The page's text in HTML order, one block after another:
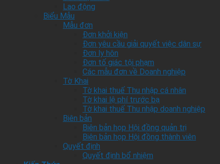
Lao động
Biểu Mẫu
Mẫu đơn
Đơn khởi kiện
Đơn yêu cầu giải quyết việc dân sự
Đơn ly hôn
Đơn tố giác tội phạm
Các mẫu đơn về Doanh nghiệp
Tờ Khai
Tờ khai thuế Thu nhập cá nhân
Tờ khai lệ phí trước bạ
Tờ khai thuế Thu nhập doanh nghiệp
Biên bản
Biên bản họp Hội đồng quản trị
Biên bản họp Hội đồng thành viên
Quyết định
Quyết định bổ nhiệm